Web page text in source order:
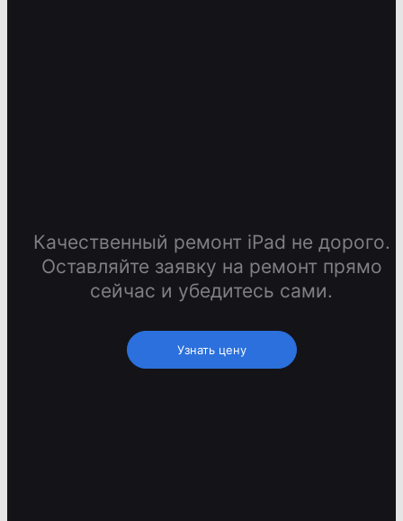
Качественный ремонт iPad не дорого.
Оставляйте заявку на ремонт прямо
сейчас и убедитесь сами.
Узнать цену